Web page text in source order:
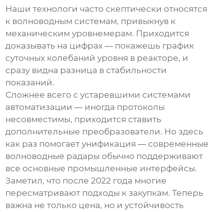
Наши технологи часто скептически относятся
к волноводным системам, привыкнув к
механическим уровнемерам. Приходится
доказывать на цифрах — покажешь график
суточных колебаний уровня в реакторе, и
сразу видна разница в стабильности
показаний.
Сложнее всего с устаревшими системами
автоматизации — иногда протоколы
несовместимы, приходится ставить
дополнительные преобразователи. Но здесь
как раз помогает унификация — современные
волноводные радары обычно поддерживают
все основные промышленные интерфейсы.
Заметил, что после 2022 года многие
пересматривают подходы к закупкам. Теперь
важна не только цена, но и устойчивость